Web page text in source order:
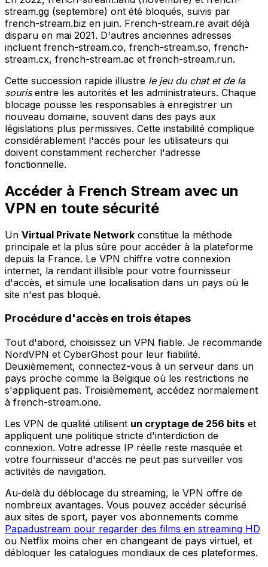
stream.gg (septembre) ont été bloqués, suivis par
french-stream.biz en juin. French-stream.re avait déjà
disparu en mai 2021. D'autres anciennes adresses
incluent french-stream.co, french-stream.so, french-
stream.cx, french-stream.ac et french-stream.run.
Cette succession rapide illustre le jeu du chat et de la
sourisentre les autorités et les administrateurs. Chaque
blocage pousse les responsables à enregistrer un
nouveau domaine, souvent dans des pays aux
législations plus permissives. Cette instabilité complique
considérablement l'accès pour les utilisateurs qui
doivent constamment rechercher l'adresse
fonctionnelle.
Accéder à French Stream avec un
VPN en toute sécurité
Un Virtual Private Network constitue la méthode
principale et la plus sûre pour accéder à la plateforme
depuis la France. Le VPN chiffre votre connexion
internet, la rendant illisible pour votre fournisseur
d'accès, et simule une localisation dans un pays où le
site n'est pas bloqué.
Procédure d'accès en trois étapes
Tout d'abord, choisissez un VPN fiable. Je recommande
NordVPN et CyberGhost pour leur fiabilité.
Deuxièmement, connectez-vous à un serveur dans un
pays proche comme la Belgique où les restrictions ne
s'appliquent pas. Troisièmement, accédez normalement
à french-stream.one.
Les VPN de qualité utilisent un cryptage de 256 bits et
appliquent une politique stricte d'interdiction de
connexion. Votre adresse IP réelle reste masquée et
votre fournisseur d'accès ne peut pas surveiller vos
activités de navigation.
Au-delà du déblocage du streaming, le VPN offre de
nombreux avantages. Vous pouvez accéder sécurisé
aux sites de sport, payer vos abonnements comme
Papadustream pour regarder des films en streaming HD
ou Netflix moins cher en changeant de pays virtuel, et
débloquer les catalogues mondiaux de ces plateformes.